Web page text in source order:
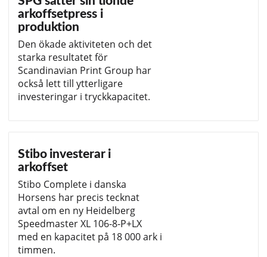
arkoffsetpress i
produktion
Den ökade aktiviteten och det
starka resultatet för
Scandinavian Print Group har
också lett till ytterligare
investeringar i tryckkapacitet.
Stibo investerar i
arkoffset
Stibo Complete i danska
Horsens har precis tecknat
avtal om en ny Heidelberg
Speedmaster XL 106-8-P+LX
med en kapacitet på 18 000 ark i
timmen.